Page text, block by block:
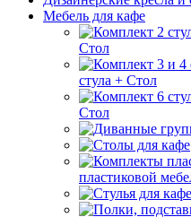
Мебель для кафе
Стол
стула + Стол
Стол
пластиковой